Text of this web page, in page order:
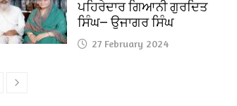
ਪਹਿਰੇਦਾਰ ਗਿਆਨੀ ਗੁਰਦਿਤ
ਸਿੰਘ— ਉਜਾਗਰ ਸਿੰਘ
27 February 2024